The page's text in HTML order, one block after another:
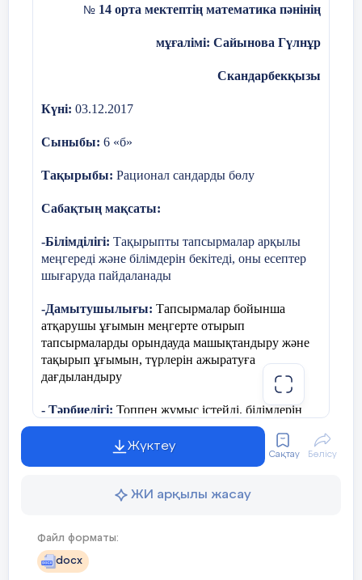
азайтып, 2.шыққан нәтиженің
20
минут
Бекіту
тапсырмасы
Тапсырма:
№ 14 орта мектептің математика пәнінің
мұғалімі: Сайынова Гүлнұр
Скандарбекқызы
Күні: 03.12.2017
Сыныбы: 6 «б»
Тақырыбы: Рационал сандарды бөлу
Сабақтың мақсаты:
-Білімділігі: Тақырыпты тапсырмалар арқылы
меңгереді және білімдерін бекітеді, оны есептер
шығаруда пайдаланады
-Дамытушылығы: Тапсырмалар бойынша
атқарушы ұғымын меңгерте отырып
тапсырмаларды орындауда машықтандыру және
тақырып ұғымын, түрлерін ажыратуға
дағдыландыру
- Тәрбиелігі: Топпен жұмыс істейді, білімдерін
жетілу үшін есептер шығаруға дағдыланады
Сабақтың көрнекіліктері: слайд, флипчарт,
Ұйымдастыру
кезеңі
Жүктеу
Сақтау Бөлісу
ЖИ арқылы жасау
Файл форматы:
docx